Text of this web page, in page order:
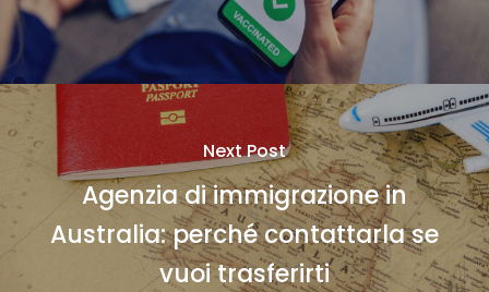
Next Post
Agenzia di immigrazione in
Australia: perché contattarla se
vuoi trasferirti